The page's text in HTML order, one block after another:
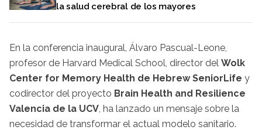
la salud cerebral de los mayores
En la conferencia inaugural, Álvaro Pascual-Leone,
profesor de Harvard Medical School, director del Wolk
Center for Memory Health de Hebrew SeniorLife y
codirector del proyecto Brain Health and Resilience
Valencia de la UCV, ha lanzado un mensaje sobre la
necesidad de transformar el actual modelo sanitario.